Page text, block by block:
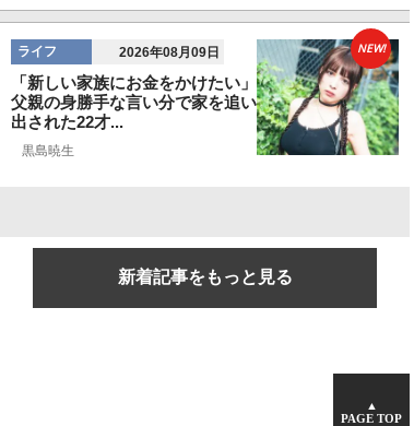
ライフ 2026年08月09日
「新しい家族にお金をかけたい」
父親の身勝手な言い分で家を追い
出された22才...
黒島暁生
NEW!
新着記事をもっと見る
▲
PAGE TOP